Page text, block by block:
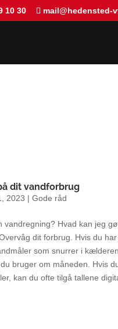
10 30 mail@hedensted-
dit vandforbrug
2023 | Gode råd
vandregning? Hvad kan jeg
dit forbrug. Hvis du har
som snurrer i
bruger om måneden. Hvis
kan du ofte tilgå tallene